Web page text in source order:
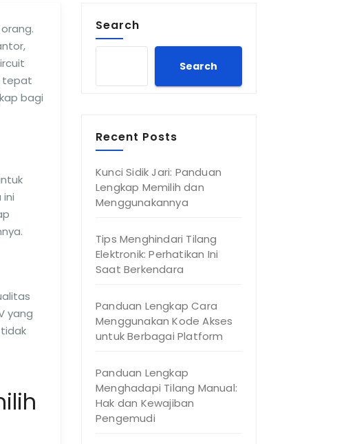
tepat
bagi
yang
Search
Search
Recent Posts
Kunci Sidik Jari: Panduan
Lengkap Memilih dan
Menggunakannya
Tips Menghindari Tilang
Elektronik: Perhatikan Ini
Saat Berkendara
Panduan Lengkap Cara
Menggunakan Kode Akses
untuk Berbagai Platform
Panduan Lengkap
Menghadapi Tilang Manual:
Hak dan Kewajiban
Pengemudi